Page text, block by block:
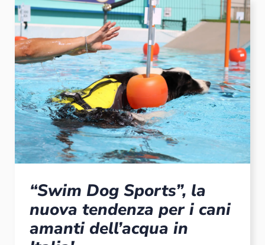
“Swim Dog Sports”, la
nuova tendenza per i cani
amanti dell’acqua in